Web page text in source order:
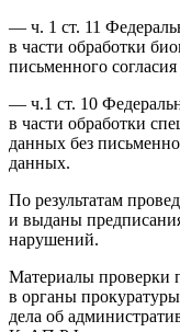
— ч. 1 ст. 11
в части обработки
письменного
— ч.1 ст. 10
в части обработки
данных без
данных.
По результатам
и выданы
нарушений.
Материалы проверки
в органы
дела об